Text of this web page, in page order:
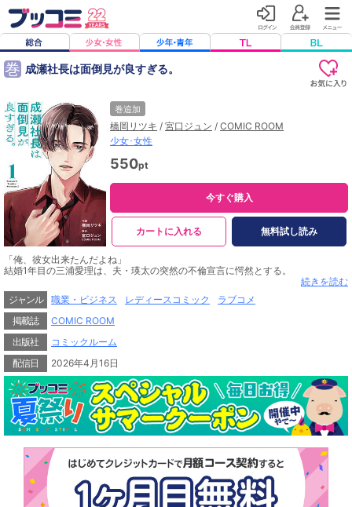
巻 成瀬社長は面倒見が良すぎる。
巻追加
橋岡リツキ / 宮口ジュン / COMIC ROOM
少女･女性
550pt
今すぐ購入
カートに入れる 無料試し読み
「俺、彼女出来たんだよね」
結婚1年目の三浦愛理は、夫・瑛太の突然の不倫宣言に愕然とする。
絶望の中愛理が出会ったのは、同じ料理教室に通う敏腕社長・成瀬怜。
彼の真っ直ぐな言葉が、愛理を再生の道へと導いていく──！
敏腕社長×不器用ヒロインによるヒューマンラブストーリー開幕！
続きを読む
ジャンル
職業・ビジネス レディースコミック
ラブコメ
掲載誌
COMIC ROOM
出版社
コミックルーム
配信日
2026年4月16日